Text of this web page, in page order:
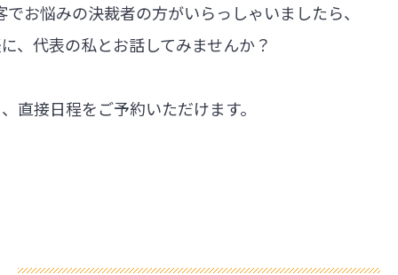
お悩みの決裁者の方がいらっしゃいましたら、
、代表の私とお話してみませんか？
直接日程をご予約いただけます。